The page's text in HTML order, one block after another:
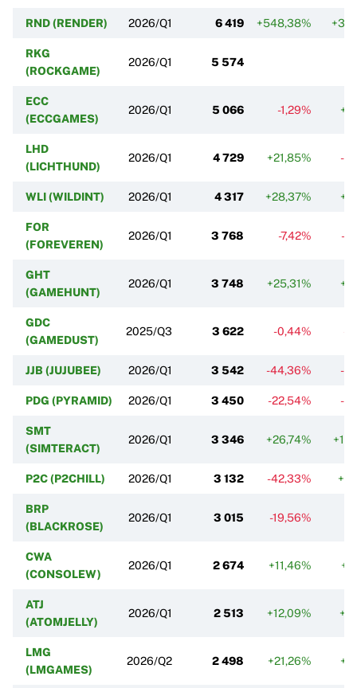
RND (RENDER) 2026/Q1 6 419 +548,38%
RKG
(ROCKGAME)
2026/Q1 5 574
ECC
(ECCGAMES)
2026/Q1 5 066 -1,29%
LHD
(LICHTHUND)
2026/Q1 4 729 +21,85% -
WLI (WILDINT) 2026/Q1 4 317 +28,37%
FOR
(FOREVEREN)
2026/Q1 3 768 -7,42% -
GHT
(GAMEHUNT)
2026/Q1 3 748 +25,31%
GDC
(GAMEDUST)
2025/Q3 3 622 -0,44% -
JJB (JUJUBEE) 2026/Q1 3 542 -44,36% -
PDG (PYRAMID) 2026/Q1 3 450 -22,54% -
SMT
(SIMTERACT)
2026/Q1 3 346 +26,74%
P2C (P2CHILL) 2026/Q1 3 132 -42,33%
BRP
(BLACKROSE)
2026/Q1 3 015 -19,56%
CWA
(CONSOLEW)
2026/Q1 2 674 +11,46%
ATJ
(ATOMJELLY)
2026/Q1 2 513 +12,09%
LMG
(LMGAMES)
2026/Q2 2 498 +21,26%